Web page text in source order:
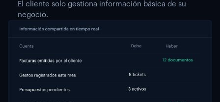
El cliente solo gestiona información básica de su
negocio.